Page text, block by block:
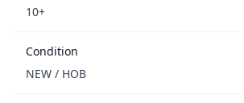
10+
Condition
NEW / НОВ